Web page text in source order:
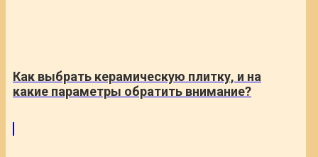
Как выбрать керамическую плитку, и на
какие параметры обратить внимание?